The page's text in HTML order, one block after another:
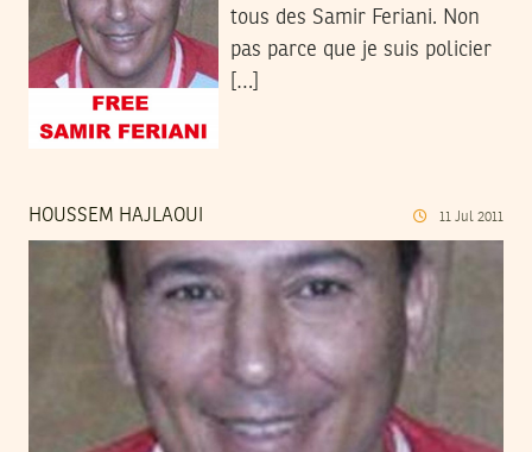
tous des Samir Feriani. Non
pas parce que je suis policier
[…]
HOUSSEM HAJLAOUI 11 Jul 2011